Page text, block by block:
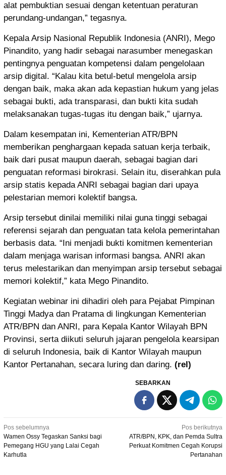
alat pembuktian sesuai dengan ketentuan peraturan
perundang-undangan,” tegasnya.
Kepala Arsip Nasional Republik Indonesia (ANRI), Mego
Pinandito, yang hadir sebagai narasumber menegaskan
pentingnya penguatan kompetensi dalam pengelolaan
arsip digital. “Kalau kita betul-betul mengelola arsip
dengan baik, maka akan ada kepastian hukum yang jelas
sebagai bukti, ada transparasi, dan bukti kita sudah
melaksanakan tugas-tugas itu dengan baik,” ujarnya.
Dalam kesempatan ini, Kementerian ATR/BPN
memberikan penghargaan kepada satuan kerja terbaik,
baik dari pusat maupun daerah, sebagai bagian dari
penguatan reformasi birokrasi. Selain itu, diserahkan pula
arsip statis kepada ANRI sebagai bagian dari upaya
pelestarian memori kolektif bangsa.
Arsip tersebut dinilai memiliki nilai guna tinggi sebagai
referensi sejarah dan penguatan tata kelola pemerintahan
berbasis data. “Ini menjadi bukti komitmen kementerian
dalam menjaga warisan informasi bangsa. ANRI akan
terus melestarikan dan menyimpan arsip tersebut sebagai
memori kolektif,” kata Mego Pinandito.
Kegiatan webinar ini dihadiri oleh para Pejabat Pimpinan
Tinggi Madya dan Pratama di lingkungan Kementerian
ATR/BPN dan ANRI, para Kepala Kantor Wilayah BPN
Provinsi, serta diikuti seluruh jajaran pengelola kearsipan
di seluruh Indonesia, baik di Kantor Wilayah maupun
Kantor Pertanahan, secara luring dan daring. (rel)
SEBARKAN
Navigasi
pos
Pos sebelumnya
Wamen Ossy Tegaskan Sanksi bagi
Pemegang HGU yang Lalai Cegah
Karhutla
Pos berikutnya
ATR/BPN, KPK, dan Pemda Sultra
Perkuat Komitmen Cegah Korupsi
Pertanahan